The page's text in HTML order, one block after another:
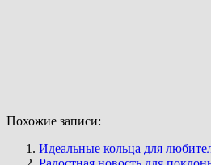
Похожие записи:
Идеальные кольца для